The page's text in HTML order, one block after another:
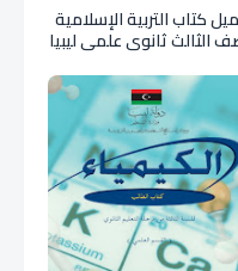
كتاب التربية الإسلامية
الثالث ثانوي علمي ليبيا